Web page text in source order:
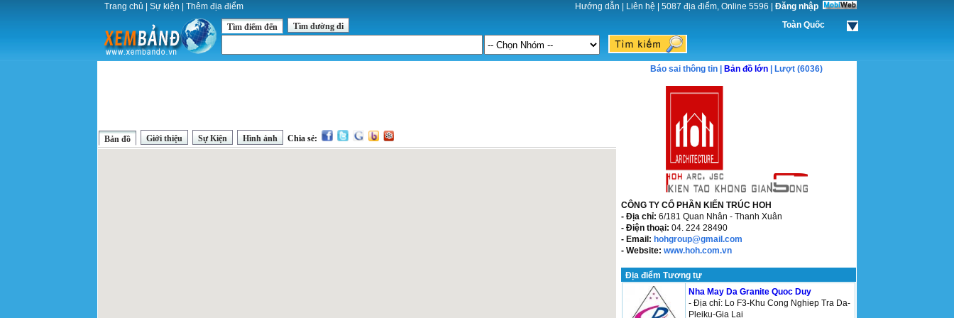
Trang chủ Sự kiện Thêm địa điểm Hướng dẫn Liên hệ 5087 địa điểm, Online 5596
Đăng nhập
Toàn Quốc
Tìm điểm đến Tìm đường đi
Bản đồ Giới thiệu Sự Kiện Hình ảnh Chia sẻ:
Báo sai thông tin | Bản đồ lớn | Lượt (6036)
CÔNG TY CỔ PHẦN KIẾN TRÚC HOH
- Địa chỉ: 6/181 Quan Nhân - Thanh Xuân
- Điện thoại: 04. 224 28490
- Email: hohgroup@gmail.com
- Website: www.hoh.com.vn
Địa điểm Tương tự
Nha May Da Granite Quoc Duy
- Địa chỉ: Lo F3-Khu Cong Nghiep Tra Da-
Pleiku-Gia Lai